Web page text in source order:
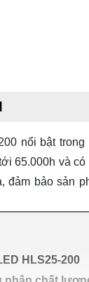
nổi bật trong
65.000h và
đảm bảo sản
HLS25-200